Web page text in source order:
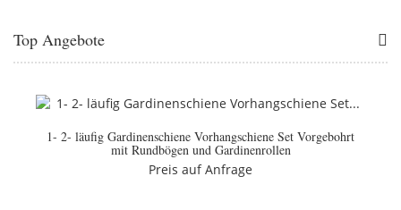
Top Angebote
1- 2- läufig Gardinenschiene Vorhangschiene Set Vorgebohrt
mit Rundbögen und Gardinenrollen
Preis auf Anfrage